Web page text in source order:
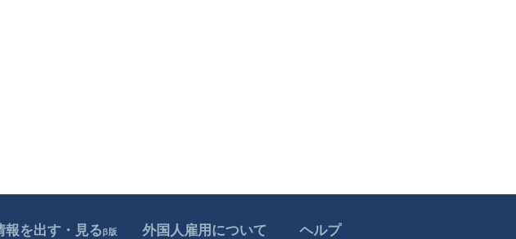
報を出す・見るβ版 外国人雇用について ヘルプ